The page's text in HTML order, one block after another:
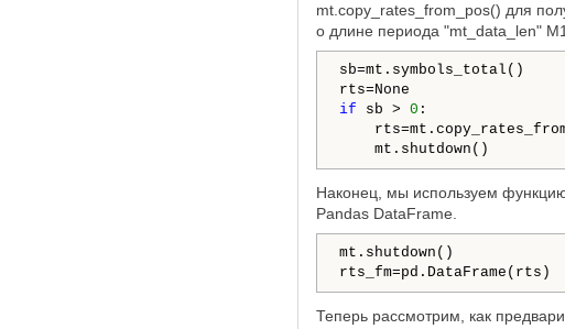
mt.copy_rates_from_pos() для
о длине периода "mt_data_len"
sb=mt.symbols_total()
if sb > 0 :
mt.shutdown()
Наконец, мы используем
Pandas DataFrame.
mt.shutdown()
rts_fm=pd.DataFrame(rts)
Теперь рассмотрим, как